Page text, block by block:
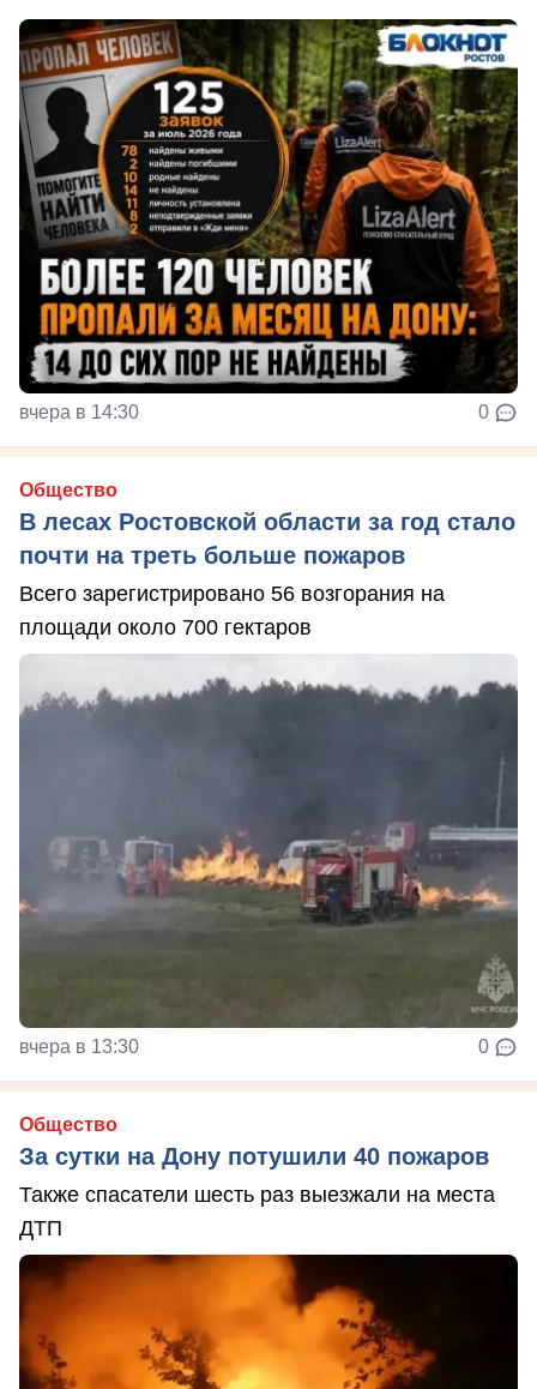
вчера в 14:30 0
Общество
В лесах Ростовской области за год стало
почти на треть больше пожаров
Всего зарегистрировано 56 возгорания на
площади около 700 гектаров
вчера в 13:30 0
Общество
За сутки на Дону потушили 40 пожаров
Также спасатели шесть раз выезжали на места
ДТП